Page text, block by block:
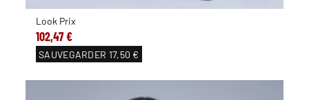
Look Prix
102,47 €
SAUVEGARDER 17,50 €